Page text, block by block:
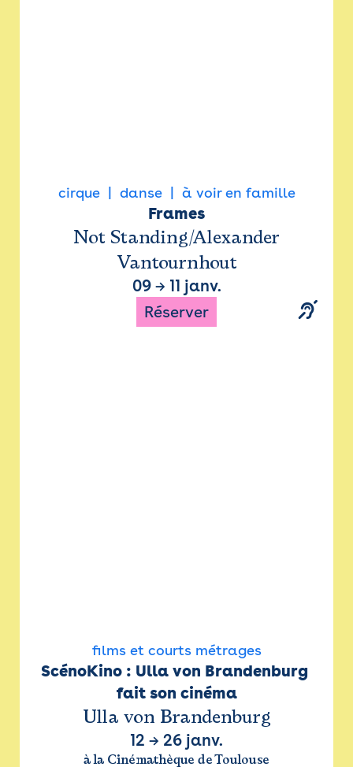
cirque danse à voir en famille
Frames
Not Standing/Alexander
Vantournhout
09→ 11 janv.
Réserver
films et courts métrages
ScénoKino : Ulla von Brandenburg
fait son cinéma
Ulla von Brandenburg
12 → 26 janv.
à la Cinémathèque de Toulouse